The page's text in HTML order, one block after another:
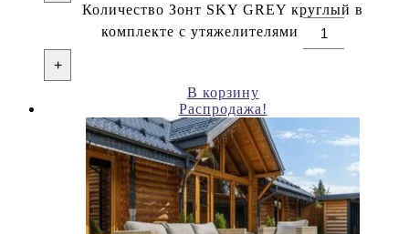
Количество Зонт SKY GREY круглый в
комплекте с утяжелителями
+
В корзину
Распродажа!